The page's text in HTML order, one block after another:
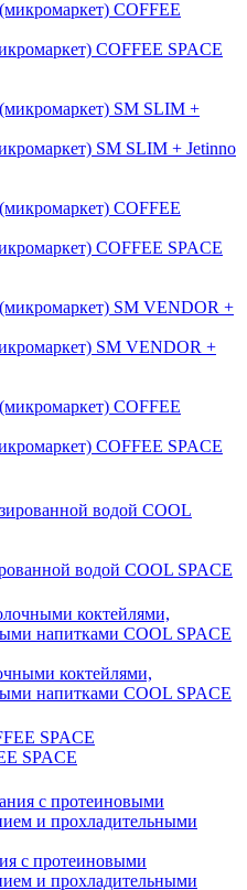
COFFEE SPACE
SM SLIM + Jetinno
COFFEE SPACE
SM VENDOR +
COFFEE SPACE
водой COOL SPACE
коктейлями,
напитками COOL SPACE
SPACE
с протеиновыми
и прохладительными